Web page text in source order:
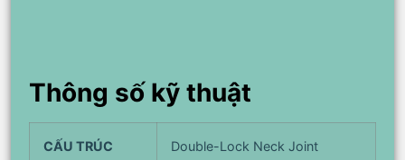
Thông số kỹ thuật
CẤU TRÚC Double-Lock Neck Joint